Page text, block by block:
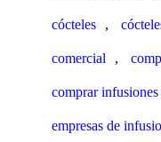
cócteles ,
comercial ,
comprar
empresas de